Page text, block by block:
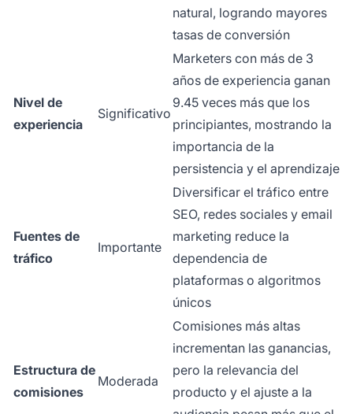
natural, logrando mayores
tasas de conversión
Nivel de
experiencia
Significativo
Marketers con más de 3
años de experiencia ganan
9.45 veces más que los
principiantes, mostrando la
importancia de la
persistencia y el aprendizaje
Fuentes de
tráfico
Importante
Diversificar el tráfico entre
SEO, redes sociales y email
marketing reduce la
dependencia de
plataformas o algoritmos
únicos
Estructura de
comisiones
Moderada
Comisiones más altas
incrementan las ganancias,
pero la relevancia del
producto y el ajuste a la